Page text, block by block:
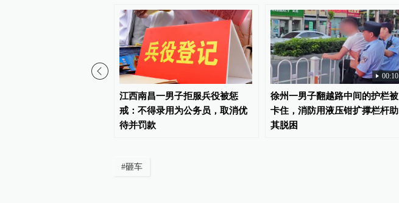
江西南昌一男子拒服兵役被惩
戒：不得录用为公务员，取消优
待并罚款
00:10
徐州一男子翻越路中间的护栏被
卡住，消防用液压钳扩撑栏杆助
其脱困
#砸车